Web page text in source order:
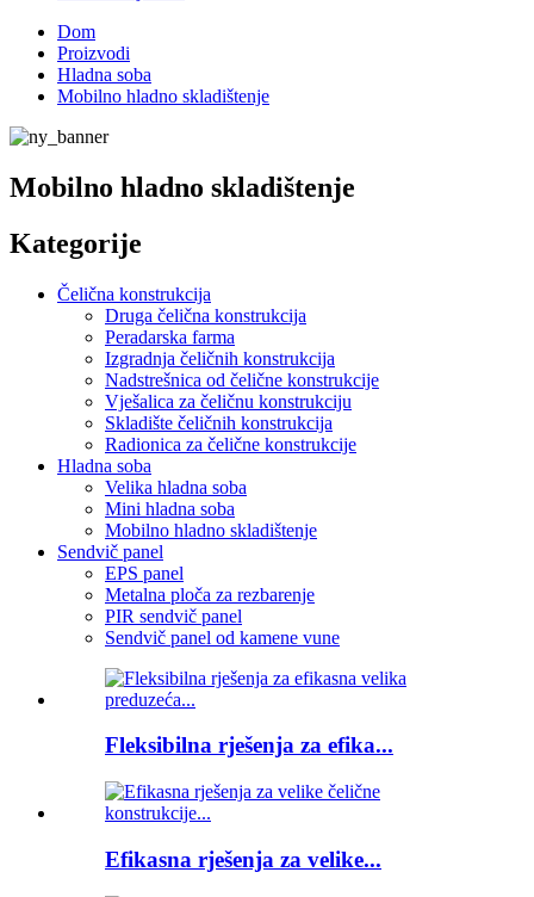
Dom
Proizvodi
Hladna soba
Mobilno hladno skladištenje
Mobilno hladno skladištenje
Kategorije
Čelična konstrukcija
Druga čelična konstrukcija
Peradarska farma
Izgradnja čeličnih konstrukcija
Nadstrešnica od čelične konstrukcije
Vješalica za čeličnu konstrukciju
Skladište čeličnih konstrukcija
Radionica za čelične konstrukcije
Hladna soba
Velika hladna soba
Mini hladna soba
Mobilno hladno skladištenje
Sendvič panel
EPS panel
Metalna ploča za rezbarenje
PIR sendvič panel
Sendvič panel od kamene vune
Fleksibilna rješenja za efika...
Efikasna rješenja za velike...